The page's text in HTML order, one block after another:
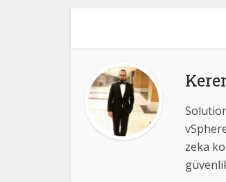
zeka